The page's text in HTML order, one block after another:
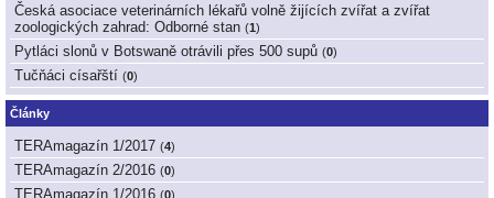
Česká asociace veterinárních lékařů volně žijících zvířat a zvířat
zoologických zahrad: Odborné stan (1)
Pytláci slonů v Botswaně otrávili přes 500 supů (0)
Tučňáci císařští (0)
Články
TERAmagazín 1/2017 (4)
TERAmagazín 2/2016 (0)
TERAmagazín 1/2016 (0)